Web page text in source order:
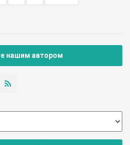
нашим автором